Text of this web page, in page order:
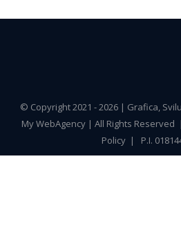
© Copyright 2021 -2026 | Grafica,
My WebAgency| All Rights Reserved |
Policy | P.I.